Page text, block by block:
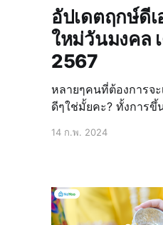
อัปเดตฤกษ์ดี
ใหม่วันมงคล
2567
หลายๆคนที่ต้องการจ
ดีๆใช่มั้ยคะ? ทั้งการ
ดำเนินไปด้วยความรุ่ง
14 ก.พ. 2024